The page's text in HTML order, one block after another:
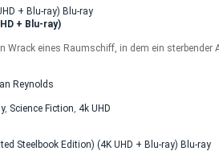
+ Blu-ray)
Wrack eines Raumschiff, in dem ein sterbender
Reynolds
, Science Fiction, 4k UHD